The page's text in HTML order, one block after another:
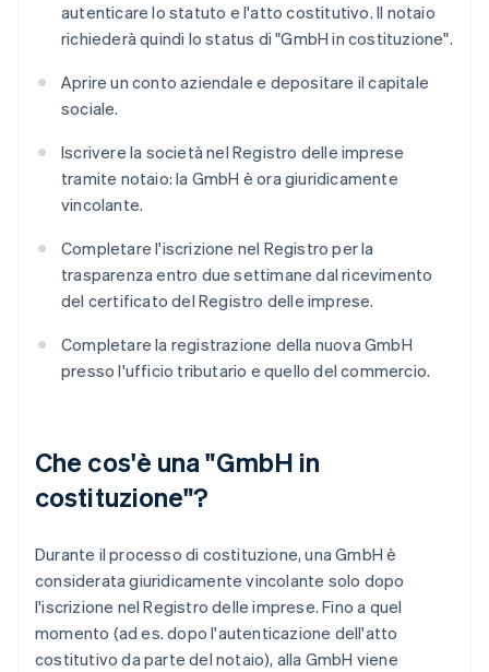
autenticare lo statuto e l'atto costitutivo. Il notaio
richiederà quindi lo status di "GmbH in costituzione".
Aprire un conto aziendale e depositare il capitale
sociale.
Iscrivere la società nel Registro delle imprese
tramite notaio: la GmbH è ora giuridicamente
vincolante.
Completare l'iscrizione nel Registro per la
trasparenza entro due settimane dal ricevimento
del certificato del Registro delle imprese.
Completare la registrazione della nuova GmbH
presso l'ufficio tributario e quello del commercio.
Che cos'è una "GmbH in
costituzione"?
Durante il processo di costituzione, una GmbH è
considerata giuridicamente vincolante solo dopo
l'iscrizione nel Registro delle imprese. Fino a quel
momento (ad es. dopo l'autenticazione dell'atto
costitutivo da parte del notaio), alla GmbH viene